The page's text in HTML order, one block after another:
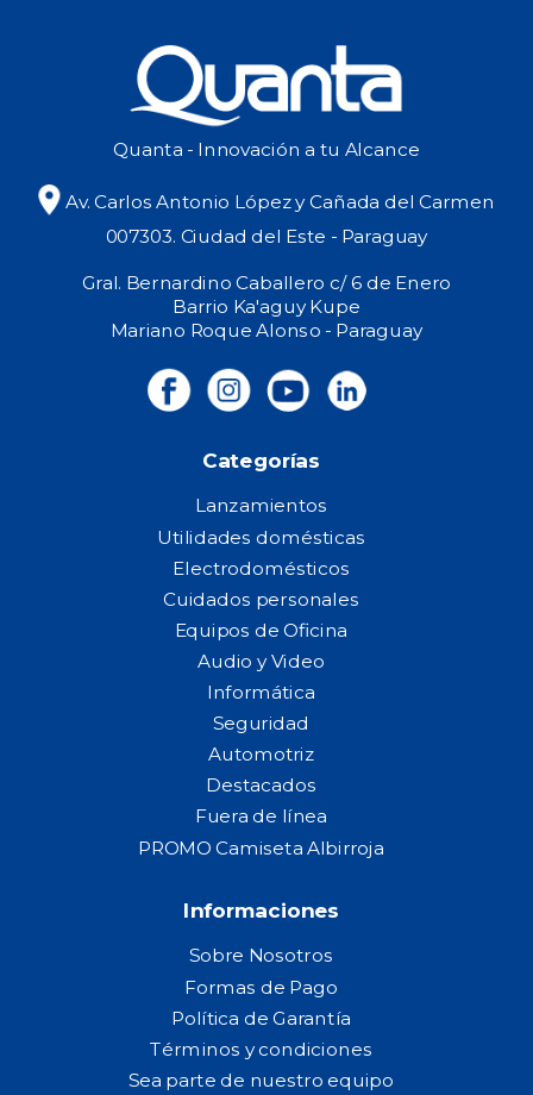
Quanta - Innovación a tu Alcance
Av. Carlos Antonio López y Cañada del Carmen
007303. Ciudad del Este - Paraguay
Gral. Bernardino Caballero c/ 6 de Enero
Barrio Ka'aguy Kupe
Mariano Roque Alonso - Paraguay
Categorías
Lanzamientos
Utilidades domésticas
Electrodomésticos
Cuidados personales
Equipos de Oficina
Audio y Video
Informática
Seguridad
Automotriz
Destacados
Fuera de línea
PROMO Camiseta Albirroja
Informaciones
Sobre Nosotros
Formas de Pago
Política de Garantía
Términos y condiciones
Sea parte de nuestro equipo